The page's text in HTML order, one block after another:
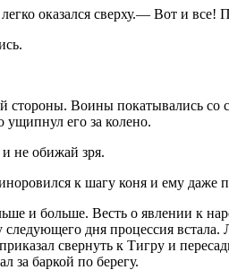
оказался сверху.— Вот и все!
Воины покатывались со
его за колено.
не обижай зря.
к шагу коня и ему даже
и больше. Весть о явлении к
следующего дня процессия
свернуть к Тигру и
за баркой по берегу.